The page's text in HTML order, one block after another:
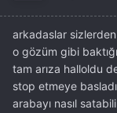
arkadaslar
o gözüm gibi
tam arıza halloldu
stop etmeye
arabayı nasıl